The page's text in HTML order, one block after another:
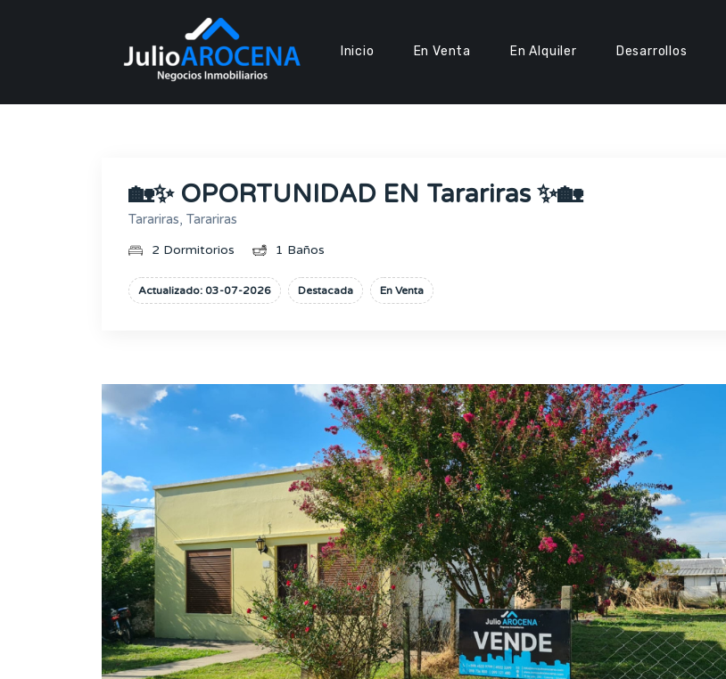
Inicio En Venta En Alquiler Desarrollos
🏡✨ OPORTUNIDAD EN Tarariras ✨🏡
Tarariras, Tarariras
2 Dormitorios 1 Baños
Actualizado: 03-07-2026 Destacada En Venta